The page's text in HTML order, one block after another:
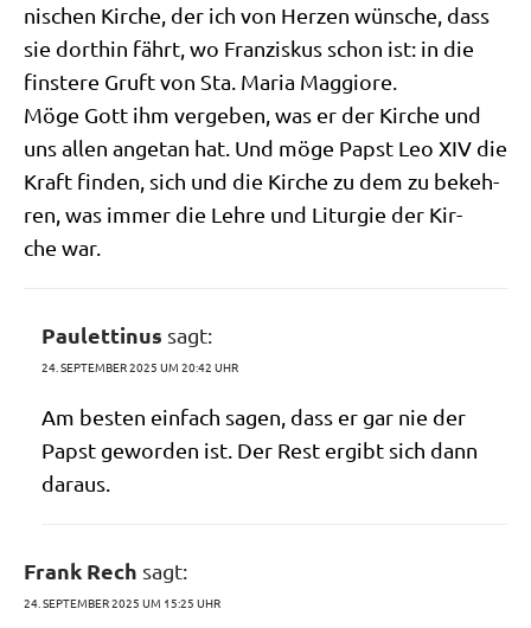
ni­schen Kir­che, der ich von Her­zen wün­sche, dass
sie dort­hin fährt, wo Fran­zis­kus schon ist: in die
fin­ste­re Gruft von Sta. Maria Maggiore.
Möge Gott ihm ver­ge­ben, was er der Kir­che und
uns allen ange­tan hat. Und möge Papst Leo XIV die
Kraft fin­den, sich und die Kir­che zu dem zu bekeh­
ren, was immer die Leh­re und Lit­ur­gie der Kir­
che war.
Paulettinus sagt:
24. SEPTEMBER 2025 UM 20:42 UHR
Am besten ein­fach sagen, dass er gar nie der
Papst gewor­den ist. Der Rest ergibt sich dann
daraus.
Frank Rech sagt:
24. SEPTEMBER 2025 UM 15:25 UHR